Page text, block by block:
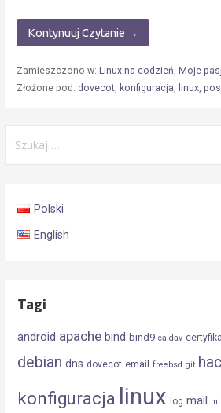
Kontynuuj Czytanie →
Zamieszczono w: Linux na codzień Moje
Złożone pod: dovecot, konfiguracja linux,
Polski
English
Tagi
android apache bind bind9 caldav
debian dns dovecot email freebsd git
konfiguracja linux log mail